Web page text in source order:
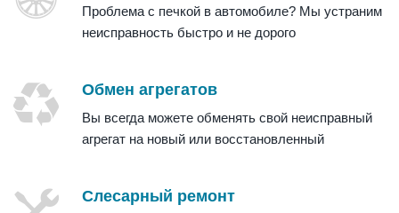
Проблема с печкой в автомобиле? Мы устраним
неисправность быстро и не дорого
Обмен агрегатов
Вы всегда можете обменять свой неисправный
агрегат на новый или восстановленный
Слесарный ремонт